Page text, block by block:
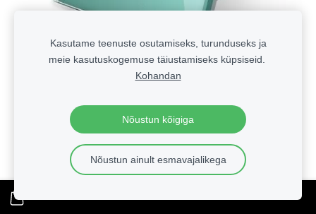
Kasutame teenuste osutamiseks, turunduseks ja
meie kasutuskogemuse täiustamiseks küpsiseid.
Kohandan
Nõustun kõigiga
Nõustun ainult esmavajalikega